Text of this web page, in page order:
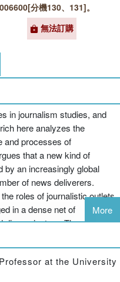
分機130、131]。
無法訂購
in journalism studies, and
here analyzes the
and processes of
that a new kind of
by an increasingly global
of news deliverers.
roles of journalistic outlets
in a dense net of
disseminators. The
providers constitute
journalism."
More
at the University